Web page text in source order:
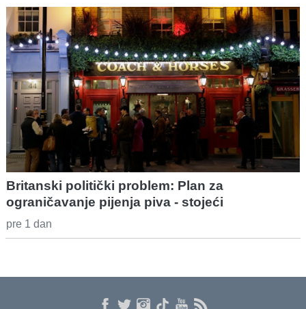
Britanski politički problem: Plan za
ograničavanje pijenja piva - stojeći
pre 1 dan